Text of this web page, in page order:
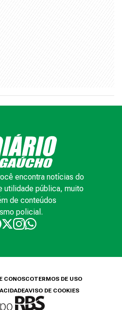
encontra notícias do
utilidade pública, muito
de conteúdos
policial.
CONOSCOTERMOS DE USO
AVISO DE COOKIES